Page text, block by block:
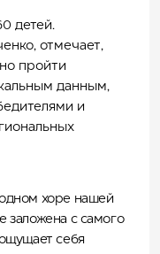
детей.
отмечает,
пройти
данным,
и
хоре нашей
заложена с самого
себя